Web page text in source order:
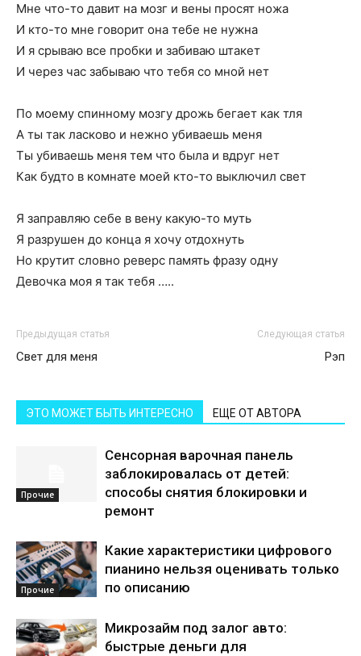
Мне что-то давит на мозг и вены просят ножа
И кто-то мне говорит она тебе не нужна
И я срываю все пробки и забиваю штакет
И через час забываю что тебя со мной нет
По моемy спинномy мозгy дрожь бегает как тля
А ты так ласково и нежно убиваешь меня
Ты убиваешь меня тем что была и вдруг нет
Как будто в комнате моей кто-то выключил свет
Я заправляю себе в венy какую-то муть
Я разрушен до конца я хочу отдохнуть
Но крутит словно реверс память фразy одну
Девочка моя я так тебя …..
Предыдущая статья
Свет для меня
Следующая статья
Рэп
ЭТО МОЖЕТ БЫТЬ ИНТЕРЕСНО ЕЩЕ ОТ АВТОРА
Прочие
Сенсорная варочная панель
заблокировалась от детей:
способы снятия блокировки и
ремонт
Прочие
Какие характеристики цифрового
пианино нельзя оценивать только
по описанию
Микрозайм под залог авто:
быстрые деньги для